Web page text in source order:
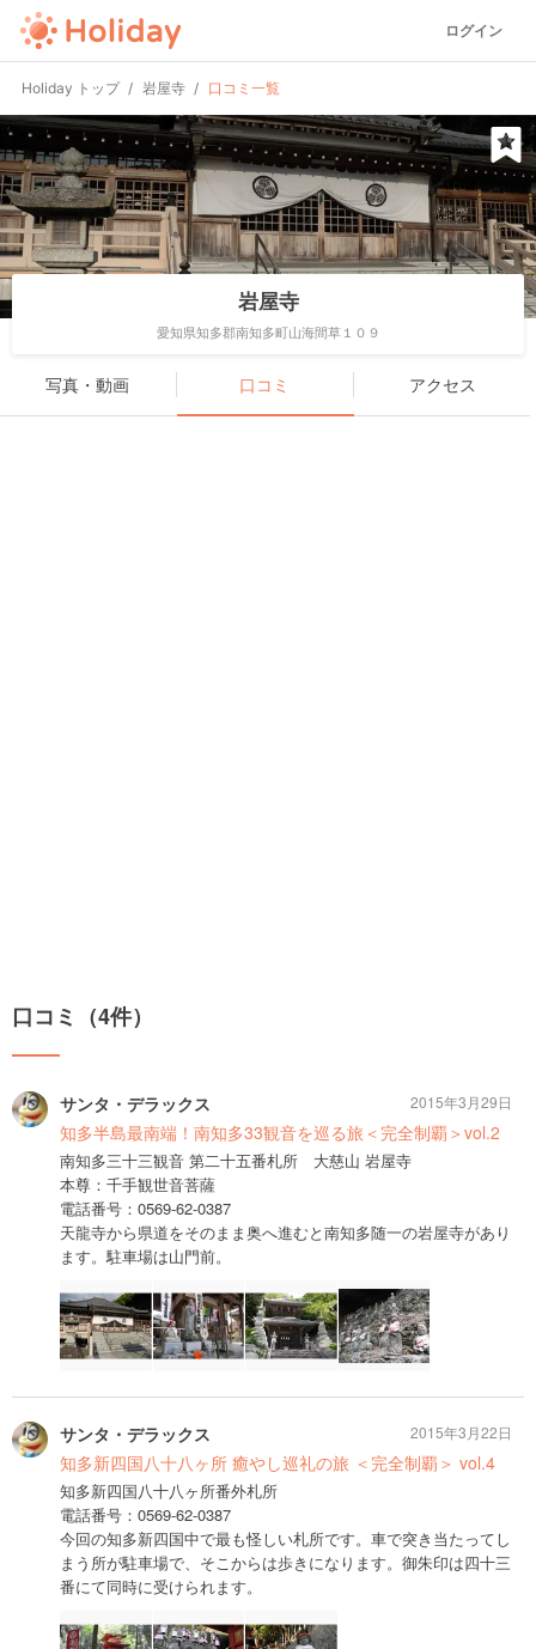
ログイン
Holiday トップ 岩屋寺 口コミ一覧
岩屋寺
愛知県知多郡南知多町山海間草１０９
写真・動画 口コミ アクセス
口コミ（4件）
サンタ・デラックス
知多半島最南端！南知多33観音を巡る旅＜完全制覇＞vol.2
南知多三十三観音 第二十五番札所 大慈山 岩屋寺
本尊：千手観世音菩薩
電話番号：0569-62-0387
天龍寺から県道をそのまま奥へ進むと南知多随一の岩屋寺があり
ます。駐車場は山門前。
2015年3月29日
サンタ・デラックス
知多新四国八十八ヶ所 癒やし巡礼の旅 ＜完全制覇＞ vol.4
知多新四国八十八ヶ所番外札所
電話番号：0569-62-0387
今回の知多新四国中で最も怪しい札所です。車で突き当たってし
まう所が駐車場で、そこからは歩きになります。御朱印は四十三
番にて同時に受けられます。
2015年3月22日